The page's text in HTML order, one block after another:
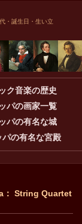
・誕生日・生い立
ク音楽の歴史
パの画家一覧
パの有名な城
パの有名な宮殿
： String Quartet